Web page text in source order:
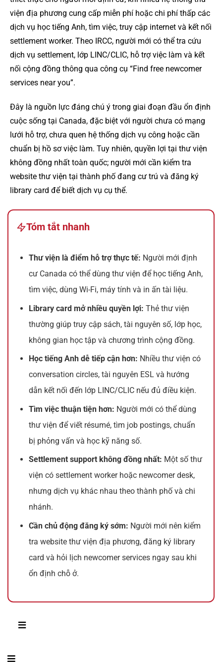
viện địa phương cung cấp miễn phí hoặc chi phí thấp các
dịch vụ học tiếng Anh, tìm việc, truy cập internet và kết nối
settlement worker. Theo IRCC, người mới có thể tra cứu
dịch vụ settlement, lớp LINC/CLIC, hỗ trợ việc làm và kết
nối cộng đồng thông qua công cụ “Find free newcomer
services near you”.
Đây là nguồn lực đáng chú ý trong giai đoạn đầu ổn định
cuộc sống tại Canada, đặc biệt với người chưa có mạng
lưới hỗ trợ, chưa quen hệ thống dịch vụ công hoặc cần
chuẩn bị hồ sơ việc làm. Tuy nhiên, quyền lợi tại thư viện
không đồng nhất toàn quốc; người mới cần kiểm tra
website thư viện tại thành phố đang cư trú và đăng ký
library card để biết dịch vụ cụ thể.
Tóm tắt nhanh
Thư viện là điểm hỗ trợ thực tế: Người mới định
cư Canada có thể dùng thư viện để học tiếng Anh,
tìm việc, dùng Wi-Fi, máy tính và in ấn tài liệu.
Library card mở nhiều quyền lợi: Thẻ thư viện
thường giúp truy cập sách, tài nguyên số, lớp học,
không gian học tập và chương trình cộng đồng.
Học tiếng Anh dễ tiếp cận hơn: Nhiều thư viện có
conversation circles, tài nguyên ESL và hướng
dẫn kết nối đến lớp LINC/CLIC nếu đủ điều kiện.
Tìm việc thuận tiện hơn: Người mới có thể dùng
thư viện để viết résumé, tìm job postings, chuẩn
bị phỏng vấn và học kỹ năng số.
Settlement support không đồng nhất: Một số thư
viện có settlement worker hoặc newcomer desk,
nhưng dịch vụ khác nhau theo thành phố và chi
nhánh.
Cần chủ động đăng ký sớm: Người mới nên kiểm
tra website thư viện địa phương, đăng ký library
card và hỏi lịch newcomer services ngay sau khi
ổn định chỗ ở.